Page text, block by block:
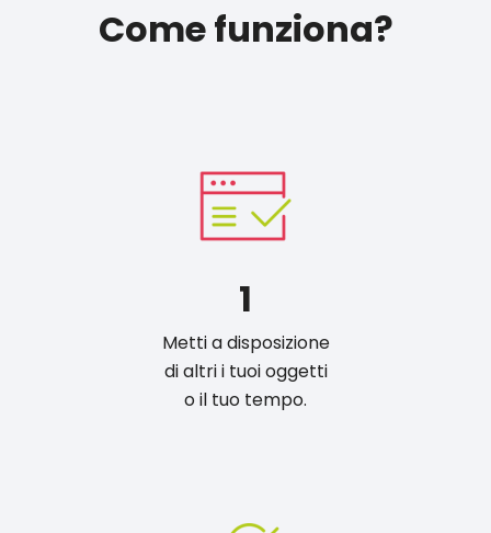
Come funziona?
1
Metti a disposizione
di altri i tuoi oggetti
o il tuo tempo.